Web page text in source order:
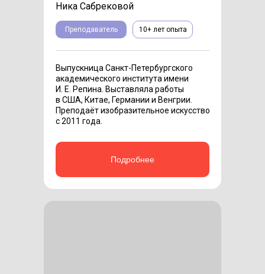
Преподаватель 10+ лет опыта
Ника Сабрековой
Выпускница Санкт-Петербургского
академического института имени
И. Е. Репина. Выставляла работы
в США, Китае, Германии и Венгрии.
Преподаёт изобразительное искусство
с 2011 года.
Подробнее